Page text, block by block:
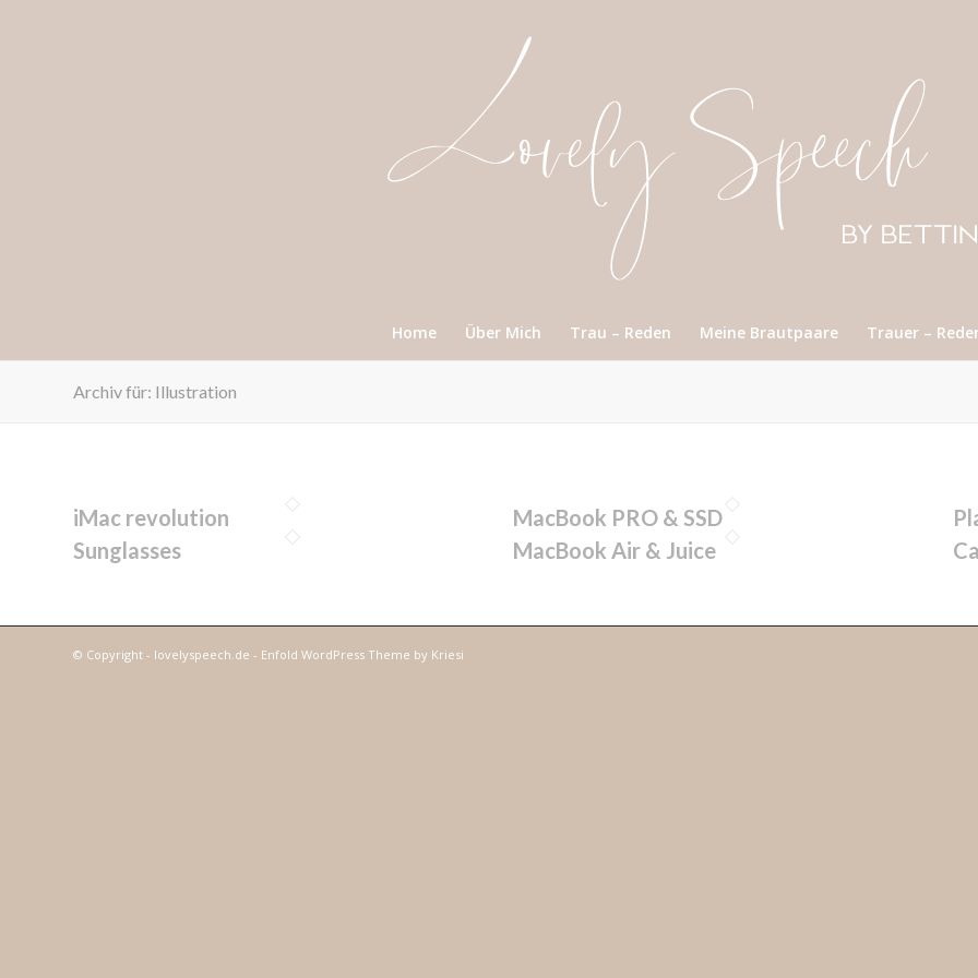
Home Über Mich Trau – Reden Meine Brautpaare Trauer –
Archiv für: Illustration
iMac revolution MacBook PRO & SSD
Sunglasses
MacBook Air & Juice
© Copyright - lovelyspeech.de - Enfold WordPress Theme by Kriesi